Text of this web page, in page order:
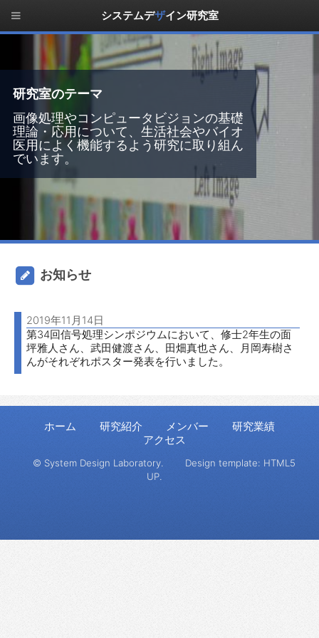
研究室のテーマ
画像処理やコンピュータビジョンの基礎
理論・応用について、生活社会やバイオ
医用によく機能するよう研究に取り組ん
でいます。
研究室のテーマ
研究室のテーマ
研究室のテーマ
お知らせ
2019年11月14日
第34回信号処理シンポジウムにおいて、修士2年生の面
坪雅人さん、武田健渡さん、田畑真也さん、月岡寿樹さ
んがそれぞれポスター発表を行いました。
ホーム 研究紹介 メンバー
研究業績
アクセス
© System Design Laboratory. Design template: HTML5
UP.
システムデザイン研究室